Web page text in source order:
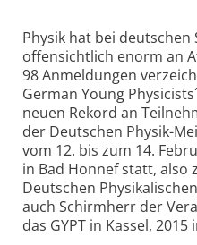
Physik hat bei
offen­sichtlich enorm an
98 Anmeldungen
German Young
neuen Rekord an
der Deutschen Physik-
vom 12. bis zum 14.
in Bad Honnef statt, also
Deutschen
auch Schirm­herr der
das GYPT in Kassel,